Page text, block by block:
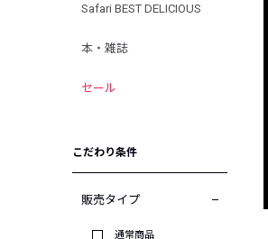
Safari BEST DELICIOUS
本・雑誌
セール
こだわり条件
販売タイプ
通常商品
別注限定 ピグメントダイ バックプリント サーフ
プリントTシャツ